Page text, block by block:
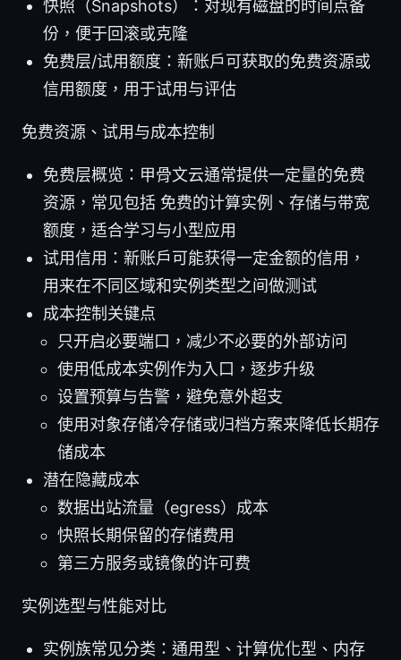
快照（Snapshots）：对现有磁盘的时间点备
份，便于回滚或克隆
免费层/试用额度：新账户可获取的免费资源或
信用额度，用于试用与评估
免费资源、试用与成本控制
免费层概览：甲骨文云通常提供一定量的免费
资源，常见包括 免费的计算实例、存储与带宽
额度，适合学习与小型应用
试用信用：新账户可能获得一定金额的信用，
用来在不同区域和实例类型之间做测试
成本控制关键点
只开启必要端口，减少不必要的外部访问
使用低成本实例作为入口，逐步升级
设置预算与告警，避免意外超支
使用对象存储冷存储或归档方案来降低长期存
储成本
潜在隐藏成本
数据出站流量（egress）成本
快照长期保留的存储费用
第三方服务或镜像的许可费
实例选型与性能对比
实例族常见分类：通用型、计算优化型、内存